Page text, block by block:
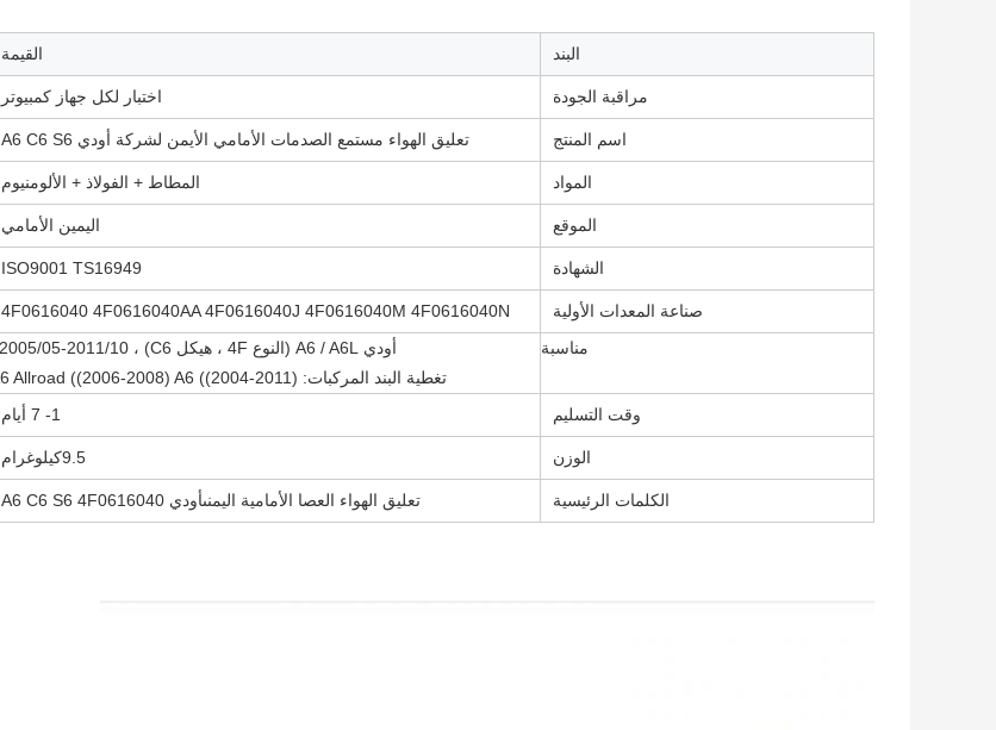
البند القيمة
مراقبة الجودة اختبار لكل جهاز كمبيوتر
اسم المنتج تعليق الهواء مستمع الصدمات الأمامي الأيمن لشركة أودي A6 C6 S6
المواد المطاط + الفولاذ + الألومنيوم
الموقع اليمين الأمامي
الشهادة ISO9001 TS16949
صناعة المعدات الأولية
4F0616040 4F0616040AA 4F0616040J 4F0616040M 4F0616040N
مناسبة
أودي A6 / A6L (النوع 4F ، هيكل C6) ، 2005/05-2011/10 ؛
تغطية البند المركبات: A6 Allroad ((2006-2008) A6 ((2004-2011)
وقت التسليم
1- 7 أيام
الوزن 9.5كيلوغرام
الكلمات الرئيسية تعليق الهواء العصا الأمامية اليمنىأودي A6 C6 S6 4F0616040